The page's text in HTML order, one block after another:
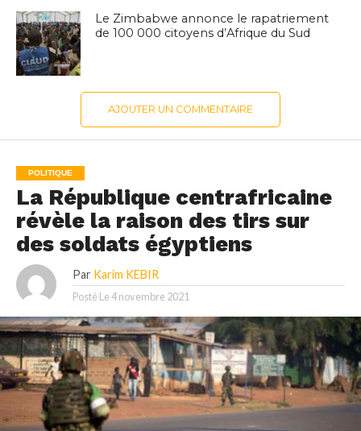
Le Zimbabwe annonce le rapatriement
de 100 000 citoyens d’Afrique du Sud
AJOUTER UN COMMENTAIRE
POLITIQUE
La République centrafricaine
révèle la raison des tirs sur
des soldats égyptiens
Par Karim KEBIR
Posté Le4 novembre 2021